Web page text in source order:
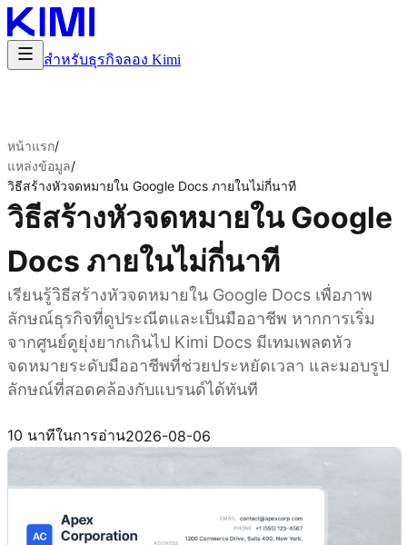
สำหรับธุรกิจลอง Kimi
หน้าแรก/
แหล่งข้อมูล/
วิธีสร้างหัวจดหมายใน Google Docs ภายในไม่กี่นาที
วิธีสร้างหัวจดหมายใน Google
Docs ภายในไม่กี่นาที
เรียนรู้วิธีสร้างหัวจดหมายใน Google Docs เพื่อภาพ
ลักษณ์ธุรกิจที่ดูประณีตและเป็นมืออาชีพ หากการเริ่ม
จากศูนย์ดูยุ่งยากเกินไป Kimi Docs มีเทมเพลตหัว
จดหมายระดับมืออาชีพที่ช่วยประหยัดเวลา และมอบรูป
ลักษณ์ที่สอดคล้องกับแบรนด์ได้ทันที
10 นาทีในการอ่าน2026-08-06